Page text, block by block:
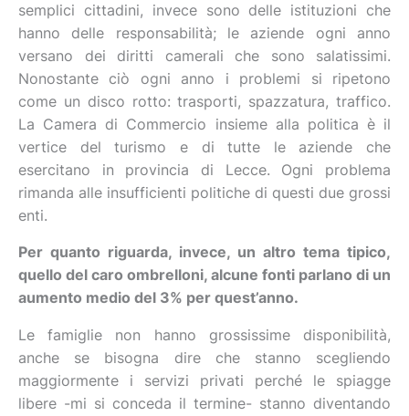
semplici cittadini, invece sono delle istituzioni che
hanno delle responsabilità; le aziende ogni anno
versano dei diritti camerali che sono salatissimi.
Nonostante ciò ogni anno i problemi si ripetono
come un disco rotto: trasporti, spazzatura, traffico.
La Camera di Commercio insieme alla politica è il
vertice del turismo e di tutte le aziende che
esercitano in provincia di Lecce. Ogni problema
rimanda alle insufficienti politiche di questi due grossi
enti.
Per quanto riguarda, invece, un altro tema tipico,
quello del caro ombrelloni, alcune fonti parlano di un
aumento medio del 3% per quest’anno.
Le famiglie non hanno grossissime disponibilità,
anche se bisogna dire che stanno scegliendo
maggiormente i servizi privati perché le spiagge
libere -mi si conceda il termine- stanno diventando